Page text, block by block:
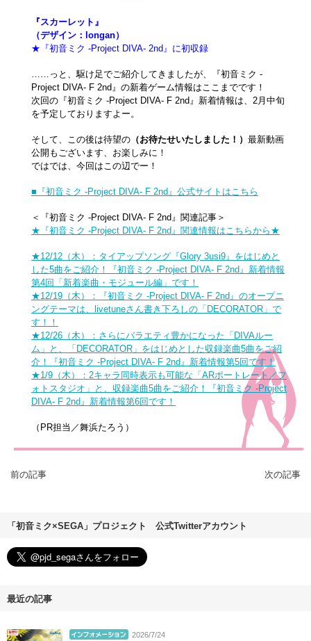
『スカーレット』
（デザイン：longan）
★『初音ミク -Project DIVA- 2nd』に初収録
……っと、駆け足でご紹介してきましたが、『初音ミク -
Project DIVA- F 2nd』の新着ゲーム情報はここまでです！
次回の『初音ミク -Project DIVA- F 2nd』新着情報は、2月中旬
を予定しておりますよー。
そして、この後は待望の （お待たせいたしました！） 最新動画
公開もございます、お楽しみに！
ではでは、今回はこの辺でー！
■『初音ミク -Project DIVA- F 2nd』公式サイトはこちら
＜『初音ミク -Project DIVA- F 2nd』関連記事＞
★『初音ミク -Project DIVA- F 2nd』関連情報はこちらから★
★12/12（木）：タイアップソング『Glory 3usi9』をはじめと
した5曲をご紹介！『初音ミク -Project DIVA- F 2nd』新着情報
第4回「新着楽曲・モジュール編」です！
★12/19（木）：『初音ミク -Project DIVA- F 2nd』のオープニ
ングテーマは、livetuneさん書き下ろしの「DECORATOR」で
す！！
★12/26（木）：さらにバラエティ豊かになった「DIVAルー
ム」と、「DECORATOR」をはじめとした収録楽曲5曲をご紹
介！『初音ミク -Project DIVA- F 2nd』新着情報第5回です！
★1/9（木）：2キャラ同時表示も可能な「ARポートレート／フ
ォトスタジオ」と、収録楽曲5曲をご紹介！『初音ミク -Project
DIVA- F 2nd』新着情報第6回です！
（PR担当／舞浜たろう）
前の記事 次の記事
「初音ミク×SEGA」プロジェクト 公式Twitterアカウント
最近の記事
2026/7/24